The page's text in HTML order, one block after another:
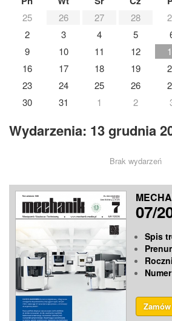
25 26 27 28
2
3 4 5
9
10 11 12
16
17 18 19
23
24 25 26
30
31 1 2
Wydarzenia: 13 grudnia
Brak wydarzeń
07/
Spis